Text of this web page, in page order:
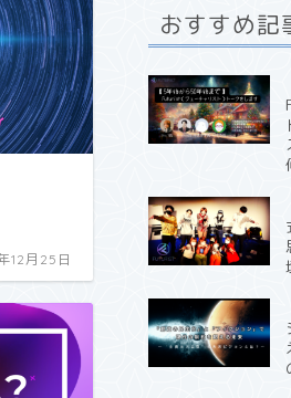
12月25日
おすすめ記